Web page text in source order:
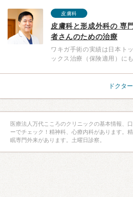
皮膚科
皮膚科と形成外科の 専
者さんのための治療
ワキガ手術の実績は日本ト
ックス治療（保険適用）に
ドクタ
医療法人万代こころのクリニックの基本情報、
ーでチェック！精神科、心療内科があります。
眠専門外来があります。土曜日診察。